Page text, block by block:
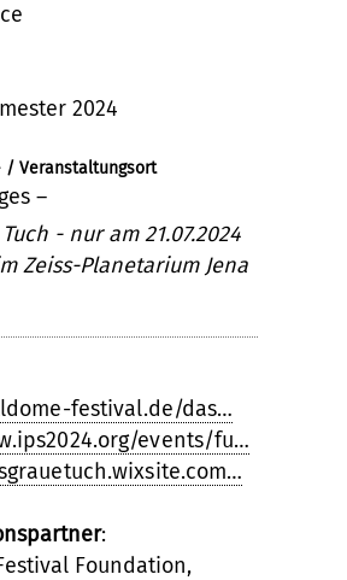
2024
/ Veranstaltungsort
–
- nur am 21.07.2024
Zeiss-Planetarium Jena
festival.de/das…
events/fu…
:
Foundation,